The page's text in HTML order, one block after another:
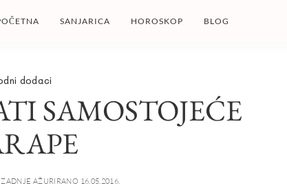
SANJARICA HOROSKOP BLOG
dodaci
SAMOSTOJEĆE
ZADNJE AŽURIRANO 16.05.2016.